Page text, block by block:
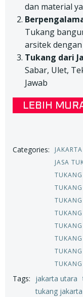
dan material
Tukang
arsitek
Tukang dari
Sabar, Ulet,
Jawab
Categories: JAKARTA
JASA
Tags: jakarta utara
tukang